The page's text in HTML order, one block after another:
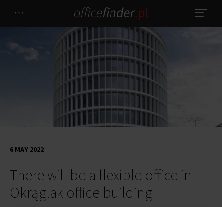
There will be a flexible office in
Okrąglak office building
6 MAY 2022